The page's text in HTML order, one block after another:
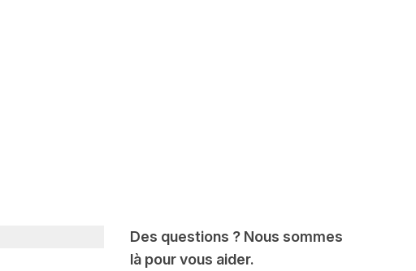
Des questions ? Nous sommes
là pour vous aider.